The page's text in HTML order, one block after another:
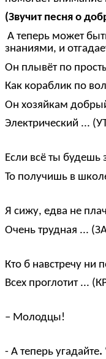
(Звучит песня о
А теперь может
знаниями, и
Он плывёт по
Как кораблик по
Он хозяйкам
Электрический ...
Если всё ты будешь
То получишь в
Я сижу, едва не
Очень трудная ...
Кто б навстречу ни
Всех проглотит ...
– Молодцы!
- А теперь угадайте.